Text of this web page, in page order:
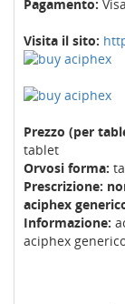
Pagamento:
Visita il sito:
Prezzo (per
tablet
Orvosi forma:
Prescrizione:
aciphex
Informazione:
aciphex